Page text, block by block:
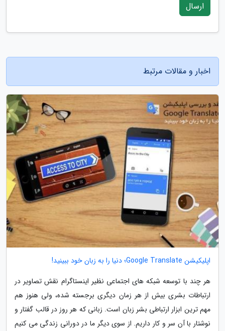
ارسال
اخبار و مقالات مرتبط
اپلیکیشن Google Translate؛ دنیا را به زبان خود ببینید!
هر چند با توسعه شبکه های اجتماعی نظیر اینستاگرام نقش تصاویر در
ارتباطات بشری بیش از هر زمان دیگری برجسته شده، ولی هنوز هم
مهم ترین ابزار ارتباطی بشر زبان است. زبانی که هر روز در قالب گفتار و
نوشتار با آن سر و کار داریم. از سوی دیگر ما در دورانی زندگی می کنیم